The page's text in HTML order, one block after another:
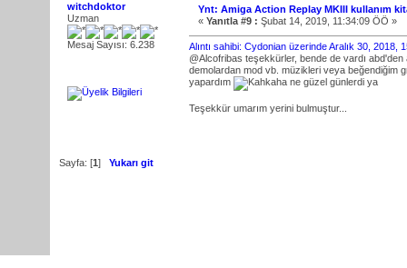
witchdoktor
Uzman
Mesaj Sayısı: 6.238
Ynt: Amiga Action Replay MKIII kullanım
« Yanıtla #9 : Şubat 14, 2019, 11:34:09 ÖÖ »
Alıntı sahibi: Cydonian üzerinde Aralık 30, 2018,
@Alcofribas teşekkürler, bende de vardı
demolardan mod vb. müzikleri veya beğendiğim
yapardım
ne güzel günlerdi ya
Teşekkür umarım yerini bulmuştur...
Sayfa: [1] Yukarı git